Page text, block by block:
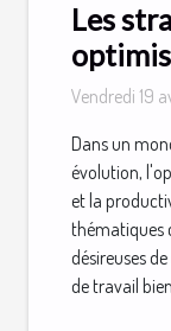
Les
travail
Vendredi 19
Dans un
évolution,
et la
thématiques
désireuses
de travail